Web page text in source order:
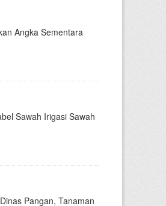
Angka Sementara
Sawah Irigasi Sawah
Pangan, Tanaman